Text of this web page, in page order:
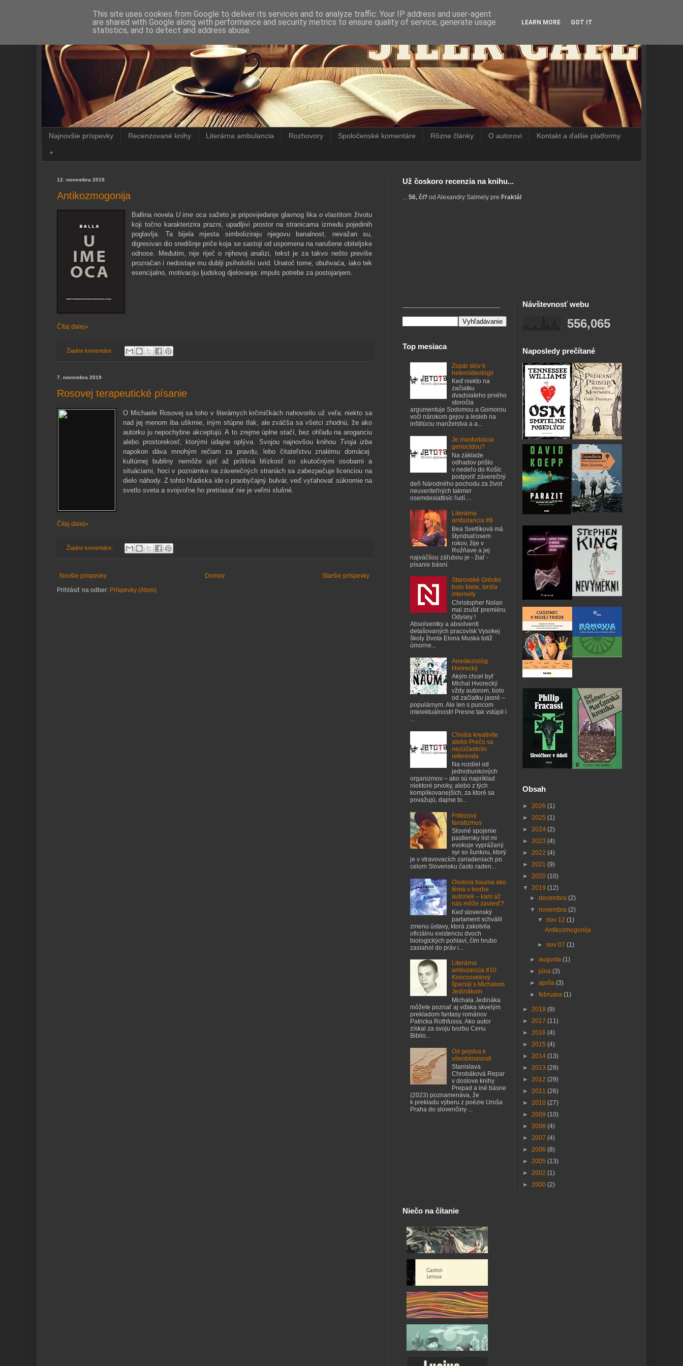
Najnovšie príspevky Recenzované knihy Literárna ambulancia Rozhovory Spoločenské komentáre Rôzne články O autorovi Kontakt a ďalšie platformy
+
12. novembra 2019
Antikozmogonija
Ballina novela U ime oca sažeto je pripovijedanje glavnog lika o vlastitom životu
koji točno karakterizira prazni, upadljivi prostor na stranicama između pojedinih
poglavlja. Ta bijela mjesta simboliziraju njegovu banalnost, nevažan su,
digresivan dio središnje priče koja se sastoji od uspomena na narušene obiteljske
odnose. Međutim, nije riječ o njihovoj analizi, tekst je za takvo nešto previše
prozračan i nedostaje mu dublji psihološki uvid. Unatoč tome, obuhvaća, iako tek
esencijalno, motivaciju ljudskog djelovanja: impuls potrebe za postojanjem.
Čítaj ďalej»
Žiadne komentáre:
7. novembra 2019
Rosovej terapeutické písanie
O Michaele Rosovej sa toho v literárnych krčmičkách nahovorilo už veľa: niekto sa
nad jej menom iba uškrnie, iným stúpne tlak, ale zväčša sa všetci zhodnú, že ako
autorku ju nepochybne akceptujú. A to zrejme úplne stačí, bez ohľadu na aroganciu
alebo prostorekosť, ktorými údajne oplýva. Svojou najnovšou knihou Tvoja izba
napokon dáva mnohým rečiam za pravdu, lebo čitateľstvu znalému domácej
kultúrnej bubliny nemôže ujsť až prílišná blízkosť so skutočnými osobami a
situáciami, hoci v poznámke na záverečných stranách sa zabezpečuje licenciou na
dielo náhody. Z tohto hľadiska ide o praobyčajný bulvár, veď vyťahovať súkromie na
svetlo sveta a svojvoľne ho pretriasať nie je veľmi slušné.
Čítaj ďalej»
Žiadne komentáre:
Novšie príspevky Staršie príspevky
Domov
Prihlásiť na odber: Príspevky (Atom)
Už čoskoro recenzia na knihu...
56, či? od Alexandry Salmely pre Fraktál
Top mesiaca
Zopár slov k
heteroideológii
Keď niekto na
začiatku
dvadsiateho prvého
storočia
argumentuje Sodomou a Gomorou
voči nárokom gejov a lesieb na
inštitúciu manželstva a a...
Je masturbácia
genocídou?
Na základe
odhadov prišlo
v nedeľu do Košíc
podporiť záverečný
deň Národného pochodu za život
neuveriteľných takmer
osemdesiattisíc ľudí....
Literárna
ambulancia #8
Bea Svetlíková má
štyridsaťosem
rokov, žije v
Rožňave a jej
najväčšou záľubou je - žiaľ -
písanie básní.
Staroveké Grécko
bolo biele, tvrdia
internety
Christopher Nolan
mal zrušiť premiéru
Odysey !
Absolventky a absolventi
detašovaných pracovísk Vysokej
školy života Elona Muska totiž
úmorne...
Anesteziológ
Hvorecký
Akým chcel byť
Michal Hvorecký
vždy autorom, bolo
od začiatku jasné –
populárnym. Ale len s puncom
intelektuálnosti! Presne tak vstúpil i
...
Chvála kreativite
alebo Prečo sa
nezúčastním
referenda
Na rozdiel od
jednobunkových
organizmov – ako sú napríklad
niektoré prvoky, alebo z tých
komplikovanejších, za ktoré sa
považujú, dajme to...
Fritézový
fanatizmus
Slovné spojenie
pastiersky list mi
evokuje vyprážaný
syr so šunkou, ktorý
je v stravovacích zariadeniach po
celom Slovensku často raden...
Osobná trauma ako
téma v tvorbe
autoriek – kam až
nás môže zaviesť?
Keď slovenský
parlament schválil
zmenu ústavy, ktorá zakotvila
oficiálnu existenciu dvoch
biologických pohlaví, čím hrubo
zasiahol do práv i...
Literárna
ambulancia #10.
Koncosvetový
špeciál s Michalom
Jedinákom
Michala Jedináka
môžete poznať aj vďaka skvelým
prekladom fantasy románov
Patricka Rothfussa. Ako autor
získal za svoju tvorbu Cenu
Biblio...
Od gejstva k
všeobímavosti
Stanislava
Chrobáková Repar
v doslove knihy
Prepad a iné básne
(2023) poznamenáva, že
k prekladu výberu z poézie Uroša
Praha do slovenčiny ...
Návštevnosť webu
556,065
Naposledy prečítané
Obsah
► 2026 (1)
► 2025 (1)
► 2024 (2)
► 2023 (4)
► 2022 (4)
► 2021 (9)
► 2020 (10)
▼ 2019 (12)
►decembra(2)
▼novembra(2)
▼ nov 12 (1)
Antikozmogonija
► nov 07 (1)
►augusta(1)
►júna(3)
►apríla(3)
►februára(1)
► 2018 (9)
► 2017 (11)
► 2016 (4)
► 2015 (4)
► 2014 (13)
► 2013 (29)
► 2012 (29)
► 2011 (26)
► 2010 (27)
► 2009 (10)
► 2008 (4)
► 2007 (4)
► 2006 (8)
► 2005 (13)
► 2002 (1)
► 2000 (2)
Niečo na čítanie
This site uses cookies from Google to deliver its services and to analyze traffic. Your IP address and user-agent
are shared with Google along with performance and security metrics to ensure quality of service, generate usage
statistics, and to detect and address abuse.
LEARN MORE GOT IT